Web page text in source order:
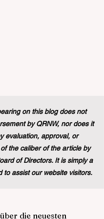
on this blog does not
by QRNW, nor does it
evaluation, approval, or
the caliber of the article by
of Directors. It is simply a
to assist our website visitors.
die neuesten